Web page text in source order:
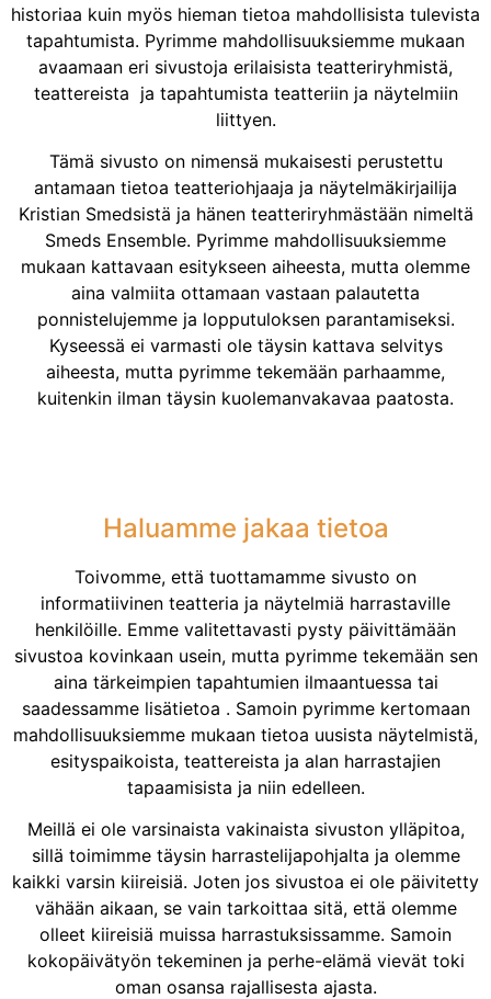
historiaa kuin myös hieman tietoa mahdollisista tulevista
tapahtumista. Pyrimme mahdollisuuksiemme mukaan
avaamaan eri sivustoja erilaisista teatteriryhmistä,
teattereista ja tapahtumista teatteriin ja näytelmiin
liittyen.
Tämä sivusto on nimensä mukaisesti perustettu
antamaan tietoa teatteriohjaaja ja näytelmäkirjailija
Kristian Smedsistä ja hänen teatteriryhmästään nimeltä
Smeds Ensemble. Pyrimme mahdollisuuksiemme
mukaan kattavaan esitykseen aiheesta, mutta olemme
aina valmiita ottamaan vastaan palautetta
ponnistelujemme ja lopputuloksen parantamiseksi.
Kyseessä ei varmasti ole täysin kattava selvitys
aiheesta, mutta pyrimme tekemään parhaamme,
kuitenkin ilman täysin kuolemanvakavaa paatosta.
Haluamme jakaa tietoa
Toivomme, että tuottamamme sivusto on
informatiivinen teatteria ja näytelmiä harrastaville
henkilöille. Emme valitettavasti pysty päivittämään
sivustoa kovinkaan usein, mutta pyrimme tekemään sen
aina tärkeimpien tapahtumien ilmaantuessa tai
saadessamme lisätietoa . Samoin pyrimme kertomaan
mahdollisuuksiemme mukaan tietoa uusista näytelmistä,
esityspaikoista, teattereista ja alan harrastajien
tapaamisista ja niin edelleen.
Meillä ei ole varsinaista vakinaista sivuston ylläpitoa,
sillä toimimme täysin harrastelijapohjalta ja olemme
kaikki varsin kiireisiä. Joten jos sivustoa ei ole päivitetty
vähään aikaan, se vain tarkoittaa sitä, että olemme
olleet kiireisiä muissa harrastuksissamme. Samoin
kokopäivätyön tekeminen ja perhe-elämä vievät toki
oman osansa rajallisesta ajasta.